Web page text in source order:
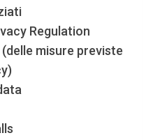
Regulation
misure previste